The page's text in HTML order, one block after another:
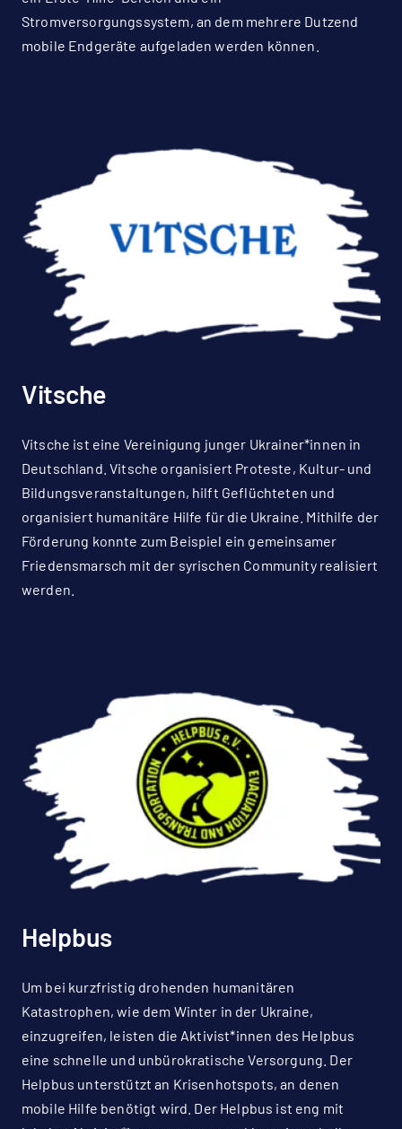
Stromversorgungssystem, an dem mehrere Dutzend
mobile Endgeräte aufgeladen werden können.
Vitsche
Vitsche ist eine Vereinigung junger Ukrainer*innen in
Deutschland. Vitsche organisiert Proteste, Kultur- und
Bildungsveranstaltungen, hilft Geflüchteten und
organisiert humanitäre Hilfe für die Ukraine. Mithilfe der
Förderung konnte zum Beispiel ein gemeinsamer
Friedensmarsch mit der syrischen Community realisiert
werden.
Helpbus
Um bei kurzfristig drohenden humanitären
Katastrophen, wie dem Winter in der Ukraine,
einzugreifen, leisten die Aktivist*innen des Helpbus
eine schnelle und unbürokratische Versorgung. Der
Helpbus unterstützt an Krisenhotspots, an denen
mobile Hilfe benötigt wird. Der Helpbus ist eng mit